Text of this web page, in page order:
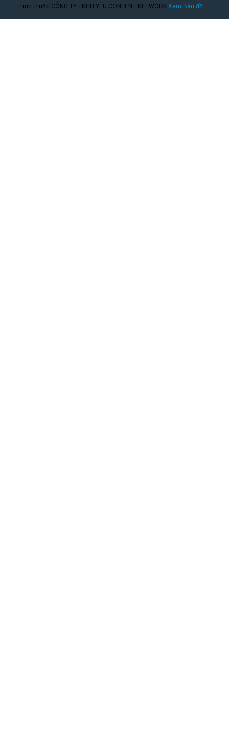
trực thuộc CÔNG TY TNHH YÊU CONTENT NETWORK. Xem Bản đồ